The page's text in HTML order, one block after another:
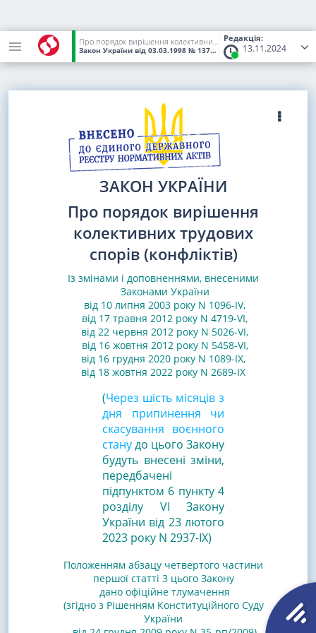
Редакція:
13.11.2024
Про порядок вирішення колективних трудових спорів (конфліктів)
Закон України від 03.03.1998 № 137/98-ВР (Статус: Чинний)
ЗАКОН УКРАЇНИ
Про порядок вирішення
колективних трудових
спорів (конфліктів)
Із змінами і доповненнями, внесеними
Законами України
від 10 липня 2003 року N 1096-IV,
від 17 травня 2012 року N 4719-VI,
від 22 червня 2012 року N 5026-VI,
від 16 жовтня 2012 року N 5458-VI,
від 16 грудня 2020 року N 1089-IX,
від 18 жовтня 2022 року N 2689-IX
(Через шість місяців з
дня припинення чи
скасування воєнного
станудо цього Закону
будуть внесені зміни,
передбачені
підпунктом 6 пункту 4
розділу VI Закону
України від 23 лютого
2023 року N 2937-IX)
Положенням абзацу четвертого частини
першої статті 3 цього Закону
дано офіційне тлумачення
(згідно з Рішенням Конституційного Суду
України